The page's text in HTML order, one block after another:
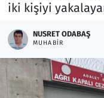
iki kişiyi
NUSRET ODABAŞ
MUHABIR
Memur ve Kamu
Otomobil
Oyun